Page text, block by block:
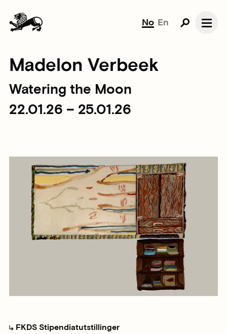
No En
Madelon Verbeek
Watering the Moon
22.01.26 – 25.01.26
FKDS Stipendiatutstillinger